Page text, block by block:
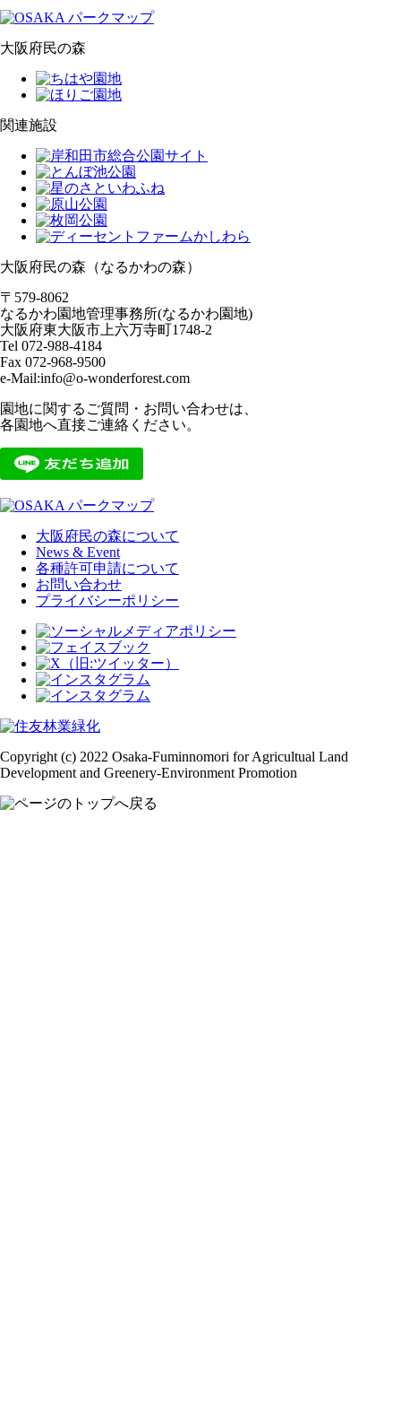
大阪府民の森
関連施設
大阪府民の森（なるかわの森）
〒579-8062
なるかわ園地管理事務所(なるかわ園地)
大阪府東大阪市上六万寺町1748-2
Tel 072-988-4184
Fax 072-968-9500
e-Mail:info@o-wonderforest.com
園地に関するご質問・お問い合わせは、
各園地へ直接ご連絡ください。
大阪府民の森について
News & Event
各種許可申請について
お問い合わせ
プライバシーポリシー
Copyright (c) 2022 Osaka-Fuminnomori for Agricultual Land
Development and Greenery-Environment Promotion